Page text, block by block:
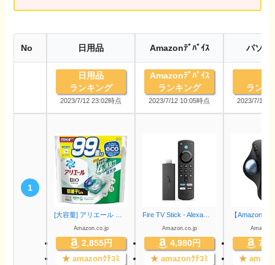
No 日用品 Amazonﾃﾞﾊﾞｲｽ パソコ
日用品
ランキング
2023/7/12 23:02時点
Amazonﾃﾞﾊﾞｲｽ
ランキング
2023/7/12 10:05時点
ランキ
2023/7/12
1
Amazon.co.jp
2,855円
★ amazonｸﾁｺﾐ
Amazon.co.jp
4,980円
★ amazonｸﾁｺﾐ ★